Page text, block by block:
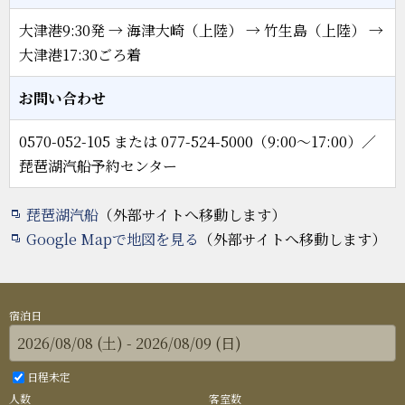
大津港9:30発 → 海津大崎（上陸） → 竹生島（上陸） →
大津港17:30ごろ着
お問い合わせ
0570-052-105 または 077-524-5000（9:00～17:00）／
琵琶湖汽船予約センター
琵琶湖汽船 （外部サイトへ移動します）
Google Mapで地図を見る （外部サイトへ移動します）
宿泊日
日程未定
人数
客室数